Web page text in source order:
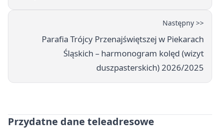
Następny >>
Parafia Trójcy Przenajświętszej w Piekarach
Śląskich – harmonogram kolęd (wizyt
duszpasterskich) 2026/2025
Przydatne dane teleadresowe